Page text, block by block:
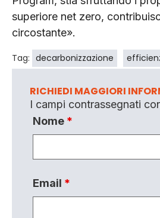
superiore net zero,
circostante».
Tag: decarbonizzazione
RICHIEDI MAGGIORI
I campi contrassegnati
Nome *
Email *